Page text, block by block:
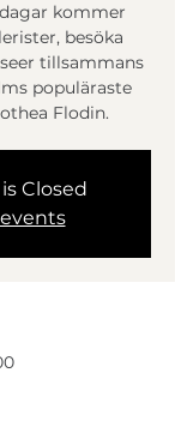
kommer
besöka
tillsammans
populäraste
Flodin.
Closed